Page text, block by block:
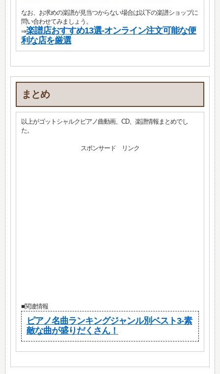
なお、お求めの楽譜が見当つからない場合は以下の楽譜ショップに
問い合わせてみましょう。
⇒楽譜店おすすめ13選-オンライン注文可能な便
利な店を厳選
まとめ
以上がゴットシャルクピアノ曲動画、CD、楽譜情報まとめでし
た。
スポンサード リンク
■関連情報
ピアノ名曲ランキングジャンル別ベスト3-素
敵な曲が盛りだくさん！